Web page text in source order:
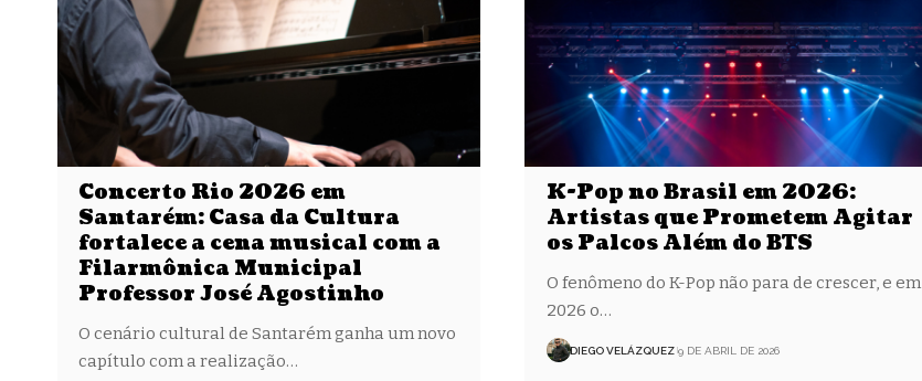
Concerto Rio 2026 em
Santarém: Casa da Cultura
fortalece a cena musical com a
Filarmônica Municipal
Professor José Agostinho
O cenário cultural de Santarém ganha um novo
capítulo com a realização…
K-Pop no Brasil em 2026:
Artistas que Prometem Agitar
os Palcos Além do BTS
O fenômeno do K-Pop não para de crescer, e em
2026 o…
DIEGO VELÁZQUEZ 9 DE ABRIL DE 2026